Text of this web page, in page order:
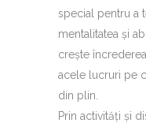
special pentru a
mentalitatea și
crește
acele lucruri pe
din plin.
Prin activități și